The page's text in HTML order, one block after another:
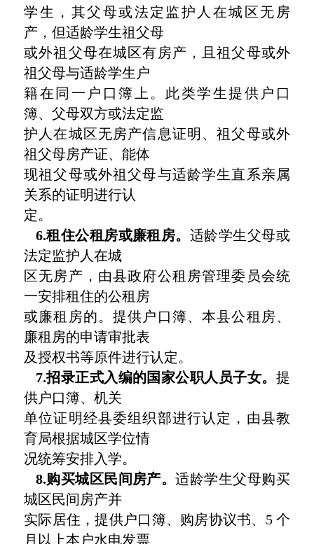
学生，其父母或法定监护人在城区无房
产，但适龄学生祖父母
或外祖父母在城区有房产，且祖父母或外
祖父母与适龄学生户
籍在同一户口簿上。此类学生提供户口
簿、父母双方或法定监
护人在城区无房产信息证明、祖父母或外
祖父母房产证、能体
现祖父母或外祖父母与适龄学生直系亲属
关系的证明进行认
定。
6.租住公租房或廉租房。 适龄学生父母或
法定监护人在城
区无房产，由县政府公租房管理委员会统
一安排租住的公租房
或廉租房的。提供户口簿、本县公租房、
廉租房的申请审批表
及授权书等原件进行认定。
7.招录正式入编的国家公职人员子女。 提
供户口簿、机关
单位证明经县委组织部进行认定，由县教
育局根据城区学位情
况统筹安排入学。
8.购买城区民间房产。适龄学生父母购买
城区民间房产并
实际居住，提供户口簿、购房协议书、5 个
月以上本户水电发票